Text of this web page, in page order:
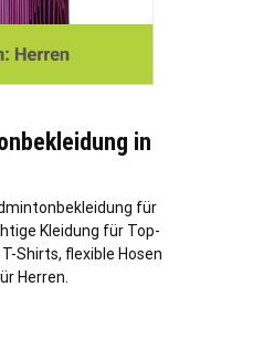
in
für
Kleidung für Top-
Shirts, flexible Hosen
Herren.